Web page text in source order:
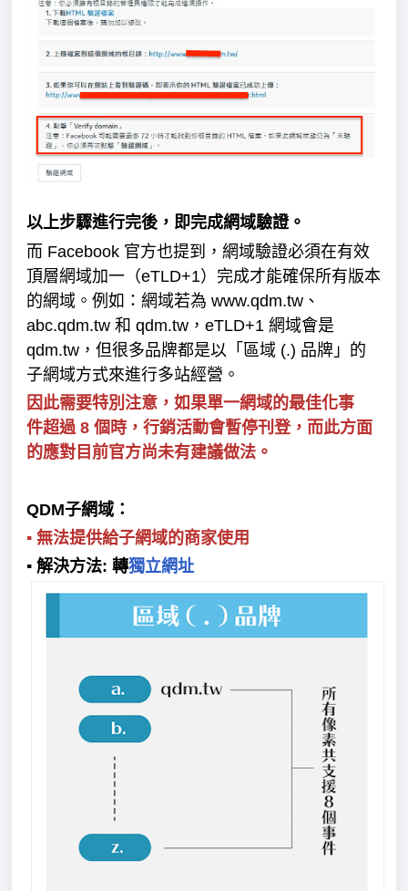
以上步驟進行完後，即完成網域驗證。
而 Facebook 官方也提到，網域驗證必須在有效
頂層網域加一（eTLD+1）完成才能確保所有版本
的網域。例如：網域若為 www.qdm.tw、
abc.qdm.tw 和 qdm.tw，eTLD+1 網域會是
qdm.tw，但很多品牌都是以「區域 (.) 品牌」的
子網域方式來進行多站經營。
因此需要特別注意，如果單一網域的最佳化事
件超過 8 個時 ，行銷活動會暫停刊登，而此方面
的應對目前官方尚未有建議做法。
QDM子網域：
▪︎ 無法提供給子網域的商家使用
▪︎ 解決方法: 轉獨立網址